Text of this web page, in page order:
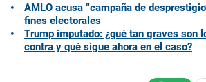
AMLO acusa “campaña de
fines electorales
Trump imputado: ¿qué tan graves son
contra y qué sigue ahora en el caso?